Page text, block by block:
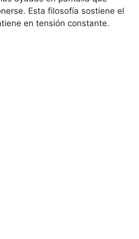
Esta filosofía sostiene el
en tensión constante.